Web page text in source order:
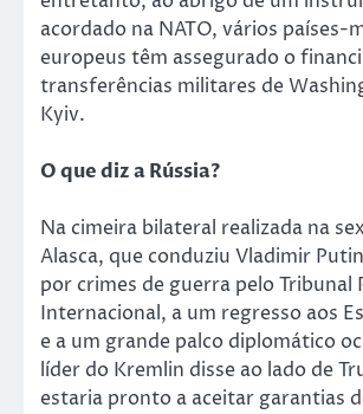
acordado na NATO, vários países-
europeus têm assegurado o
transferências militares de
Kyiv.
O que diz a Rússia?
Na cimeira bilateral realizada na
Alasca, que conduziu Vladimir
por crimes de guerra pelo Tribunal
Internacional, a um regresso aos
e a um grande palco diplomático
líder do Kremlin disse ao lado de
estaria pronto a aceitar garantias